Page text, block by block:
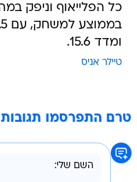
ומדד 15.6.
טיילר אניס
טרם התפרסמו תגובות